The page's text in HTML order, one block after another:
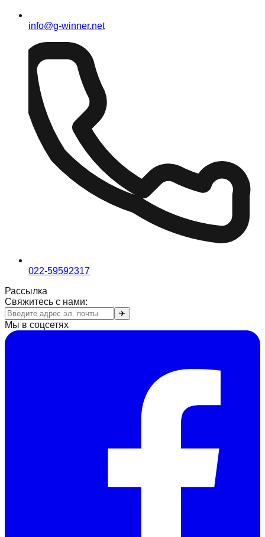
info@g-winner.net
022-59592317
Рассылка
Свяжитесь с нами:
✈
Мы в соцсетях